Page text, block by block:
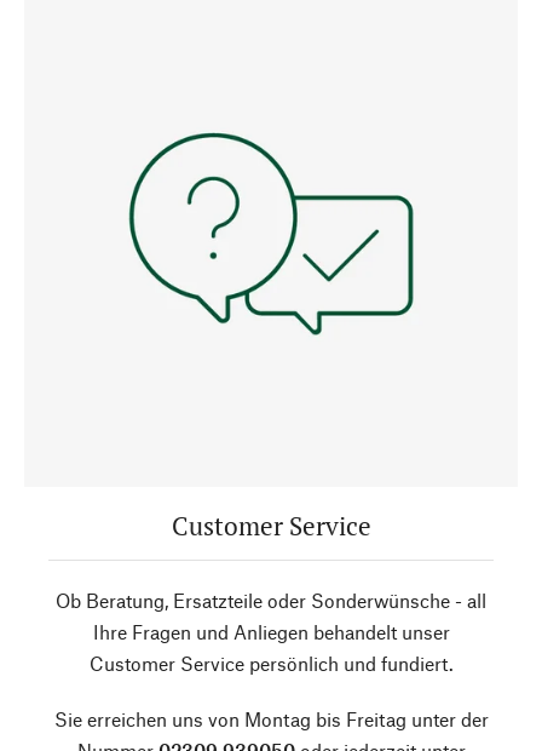
Customer Service
Ob Beratung, Ersatzteile oder Sonderwünsche - all
Ihre Fragen und Anliegen behandelt unser
Customer Service persönlich und fundiert.
Sie erreichen uns von Montag bis Freitag unter der